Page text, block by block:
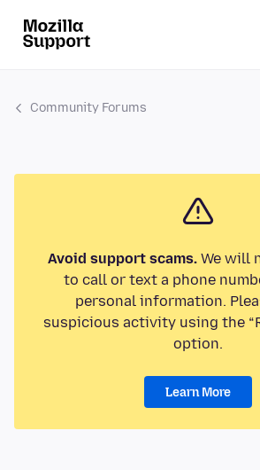
Community Forums
Avoid support scams.We will
to call or text a phone
personal information.
suspicious activity using the
option.
Learn More